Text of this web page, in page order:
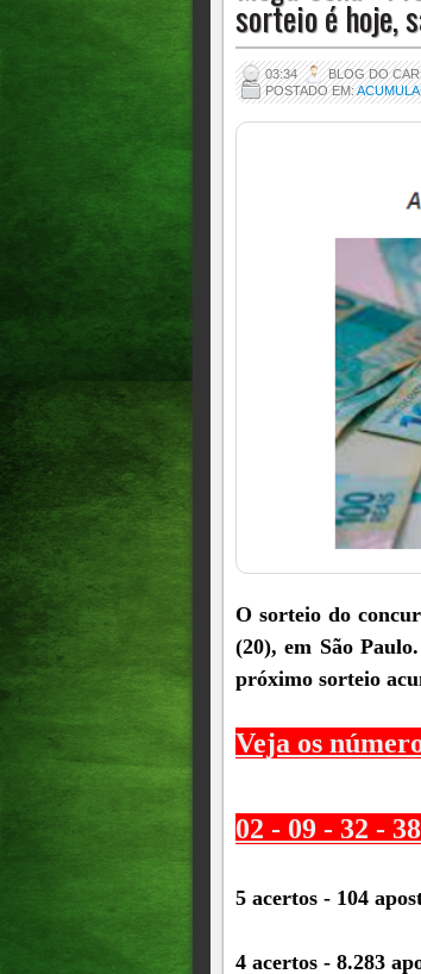
sorteio é hoje,
03:34
BLOG DO
POSTADO EM:
O sorteio do
(20), em São
próximo sorteio
Veja os
02 - 09 - 32 -
5 acertos - 104
4 acertos - 8.283